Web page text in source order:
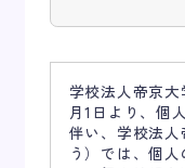
学校法人帝京
月1日より、個
伴い、学校法
う）では、個